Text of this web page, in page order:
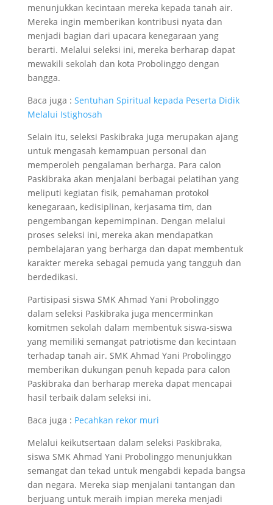
menunjukkan kecintaan mereka kepada tanah air.
Mereka ingin memberikan kontribusi nyata dan
menjadi bagian dari upacara kenegaraan yang
berarti. Melalui seleksi ini, mereka berharap dapat
mewakili sekolah dan kota Probolinggo dengan
bangga.
Baca juga : Sentuhan Spiritual kepada Peserta Didik
Melalui Istighosah
Selain itu, seleksi Paskibraka juga merupakan ajang
untuk mengasah kemampuan personal dan
memperoleh pengalaman berharga. Para calon
Paskibraka akan menjalani berbagai pelatihan yang
meliputi kegiatan fisik, pemahaman protokol
kenegaraan, kedisiplinan, kerjasama tim, dan
pengembangan kepemimpinan. Dengan melalui
proses seleksi ini, mereka akan mendapatkan
pembelajaran yang berharga dan dapat membentuk
karakter mereka sebagai pemuda yang tangguh dan
berdedikasi.
Partisipasi siswa SMK Ahmad Yani Probolinggo
dalam seleksi Paskibraka juga mencerminkan
komitmen sekolah dalam membentuk siswa-siswa
yang memiliki semangat patriotisme dan kecintaan
terhadap tanah air. SMK Ahmad Yani Probolinggo
memberikan dukungan penuh kepada para calon
Paskibraka dan berharap mereka dapat mencapai
hasil terbaik dalam seleksi ini.
Baca juga : Pecahkan rekor muri
Melalui keikutsertaan dalam seleksi Paskibraka,
siswa SMK Ahmad Yani Probolinggo menunjukkan
semangat dan tekad untuk mengabdi kepada bangsa
dan negara. Mereka siap menjalani tantangan dan
berjuang untuk meraih impian mereka menjadi